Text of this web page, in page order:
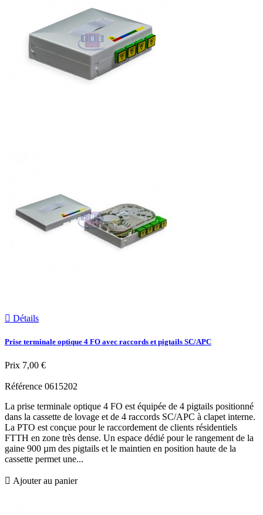
 Détails
Prise terminale optique 4 FO avec raccords et pigtails SC/APC
Prix 7,00 €
Référence 0615202
La prise terminale optique 4 FO est équipée de 4 pigtails positionné
dans la cassette de lovage et de 4 raccords SC/APC à clapet interne.
La PTO est conçue pour le raccordement de clients résidentiels
FTTH en zone très dense. Un espace dédié pour le rangement de la
gaine 900 µm des pigtails et le maintien en position haute de la
cassette permet une...
 Ajouter au panier